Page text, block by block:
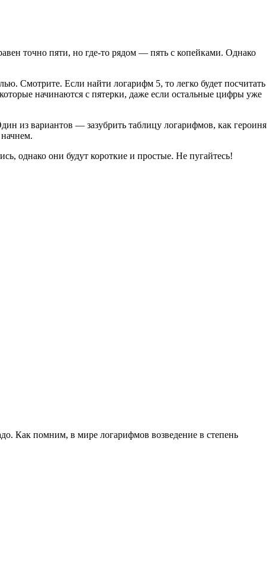
точно пяти, но где-то рядом — пять с копейками. Однако
Смотрите. Если найти логарифм 5, то легко будет посчитать
начинаются с пятерки, даже если остальные цифры уже
из вариантов — зазубрить таблицу логарифмов, как героиня
однако они будут короткие и простые. Не пугайтесь!
Как помним, в мире логарифмов возведение в степень